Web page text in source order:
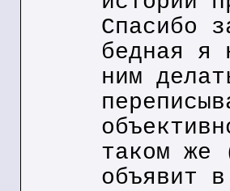
Спасибо
бедная я
ним
таком же
объявит